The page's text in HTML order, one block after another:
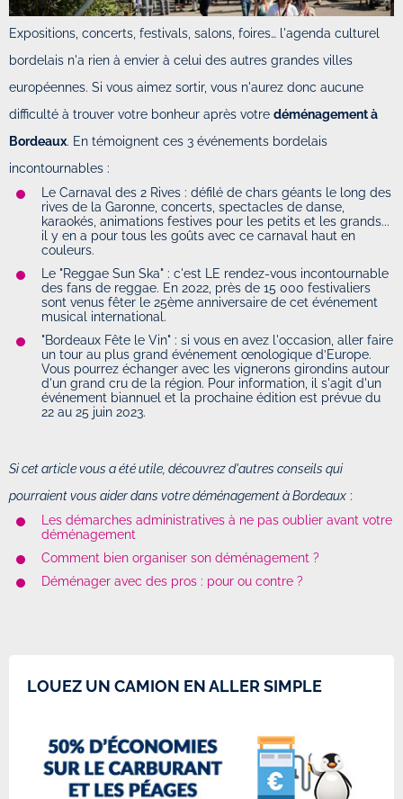
Expositions, concerts, festivals, salons, foires… l'agenda culturel
bordelais n'a rien à envier à celui des autres grandes villes
européennes. Si vous aimez sortir, vous n'aurez donc aucune
difficulté à trouver votre bonheur après votre déménagement à
Bordeaux. En témoignent ces 3 événements bordelais
incontournables :
Le Carnaval des 2 Rives : défilé de chars géants le long des
rives de la Garonne, concerts, spectacles de danse,
karaokés, animations festives pour les petits et les grands...
il y en a pour tous les goûts avec ce carnaval haut en
couleurs.
Le "Reggae Sun Ska" : c'est LE rendez-vous incontournable
des fans de reggae. En 2022, près de 15 000 festivaliers
sont venus fêter le 25ème anniversaire de cet événement
musical international.
"Bordeaux Fête le Vin" : si vous en avez l'occasion, aller faire
un tour au plus grand événement œnologique d’Europe.
Vous pourrez échanger avec les vignerons girondins autour
d'un grand cru de la région. Pour information, il s'agit d'un
événement biannuel et la prochaine édition est prévue du
22 au 25 juin 2023.
Si cet article vous a été utile, découvrez d'autres conseils qui
pourraient vous aider dans votre déménagement à Bordeaux :
Les démarches administratives à ne pas oublier avant votre
déménagement
Comment bien organiser son déménagement ?
Déménager avec des pros : pour ou contre ?
LOUEZ UN CAMION EN ALLER SIMPLE